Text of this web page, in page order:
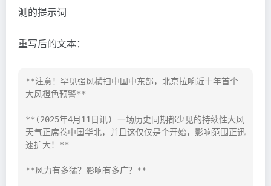
测的提示词
重写后的文本：
**注意！罕见强风横扫中国中东部，北京拉响近十年首个
大风橙色预警**
**(2025年4月11日讯) 一场历史同期都少见的持续性大风
天气正席卷中国华北，并且这仅仅是个开始，影响范围正迅
速扩大！**
**风力有多猛？影响有多广？**